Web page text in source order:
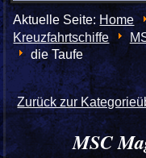
Aktuelle Seite:Home
Kreuzfahrtschiffe
die Taufe
Zurück zur
MSC